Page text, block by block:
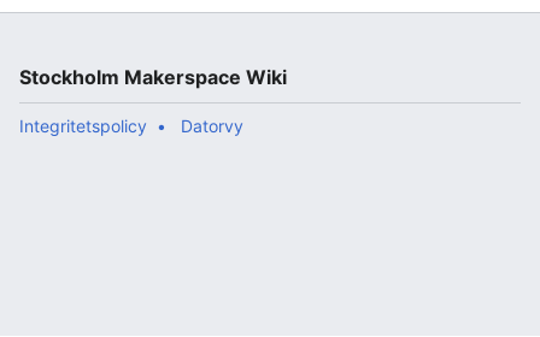
Stockholm Makerspace Wiki
Integritetspolicy Datorvy